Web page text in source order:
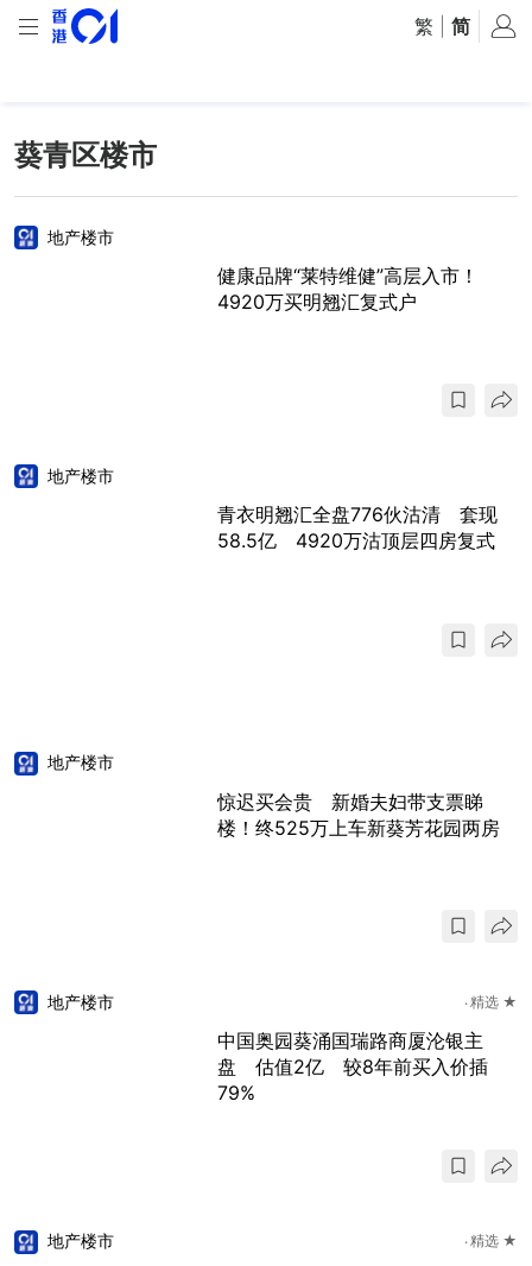
繁 简
葵青区楼市
地产楼市
健康品牌“莱特维健”高层入市！
4920万买明翘汇复式户
地产楼市
青衣明翘汇全盘776伙沽清 套现
58.5亿 4920万沽顶层四房复式
地产楼市
惊迟买会贵 新婚夫妇带支票睇
楼！终525万上车新葵芳花园两房
地产楼市 精选 ★
中国奥园葵涌国瑞路商厦沦银主
盘 估值2亿 较8年前买入价插
79%
地产楼市 精选 ★